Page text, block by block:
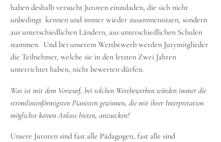
haben deshalb versucht Juroren einzuladen, die sich nicht
unbedingt kennen und immer wieder zusammensitzen, sondern
aus unterschiedlichen Ländern, aus unterschiedlichen Schulen
stammen. Und bei unserem Wettbewerb werden Jurymitglieder
die Teilnehmer, welche sie in den letzten Zwei Jahren
unterrichtet haben, nicht bewerten dürfen.
Was ist mit dem Vorwurf, bei solchen Wettbewerben würden immer die
stromlinienförmigsten Pianisten gewinnen, die mit ihrer Interpretation
möglichst keinen Anlass bieten, anzuecken?
Unsere Juroren sind fast alle Pädagogen, fast alle sind